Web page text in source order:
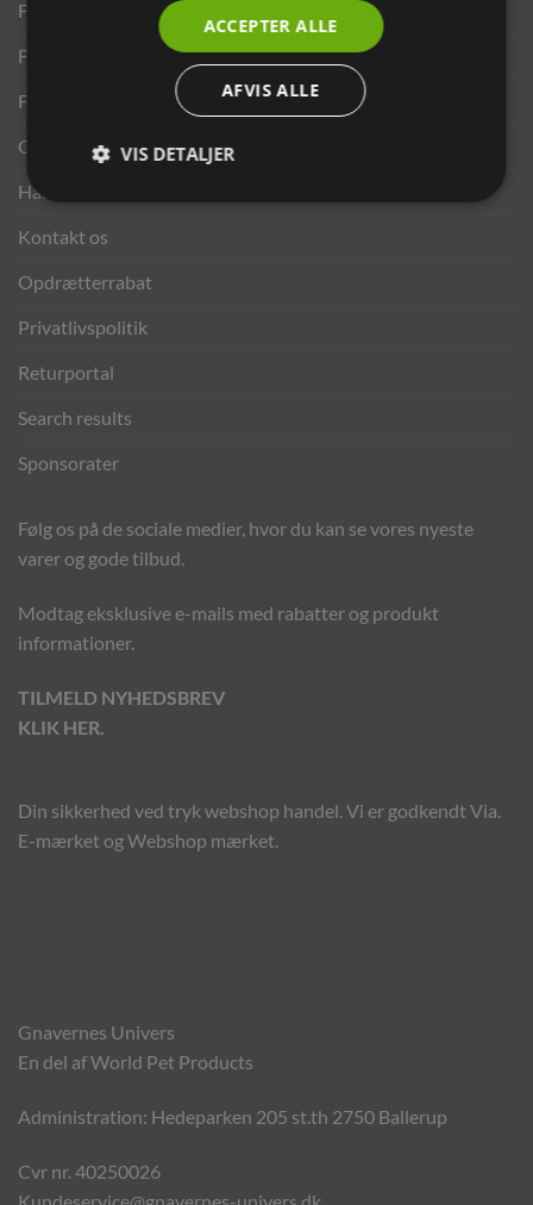
Finansering ANYDAY
Finansering Viabill
Fortrydelse og reklamationsret
Gavekort
Handelsbetingelser
Kontakt os
Opdrætterrabat
Privatlivspolitik
Returportal
Search results
Sponsorater
Følg os på de sociale medier, hvor du kan se vores nyeste
varer og gode tilbud.
Modtag eksklusive e-mails med rabatter og produkt
informationer.
TILMELD NYHEDSBREV
KLIK HER.
Din sikkerhed ved tryk webshop handel. Vi er godkendt Via.
E-mærket og Webshop mærket.
Gnavernes Univers
En del af World Pet Products
Administration: Hedeparken 205 st.th 2750 Ballerup
Cvr nr. 40250026
Kundeservice@gnavernes-univers.dk
ACCEPTER ALLE
AFVIS ALLE
VIS DETALJER